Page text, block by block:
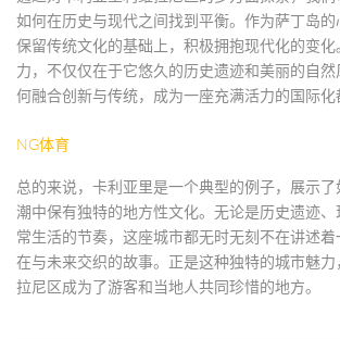
如何在历史与现代之间找到平衡。作为萨丁岛
保留传统文化的基础上，积极拥抱现代化的变
力，不仅仅在于它悠久的历史遗迹和美丽的自
何融合创新与传统，成为一座充满活力的国际化
NG体育
总的来说，卡利亚里是一个典型的例子，展示
潮中保有独特的地方性文化。无论是历史遗迹
常生活的节奏，这座城市都无时无刻不在讲述
在与未来交织的故事。正是这种独特的城市魅
拉尼区成为了游客和当地人共同珍惜的地方。